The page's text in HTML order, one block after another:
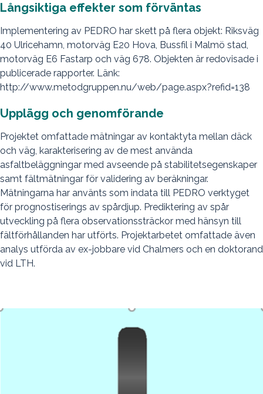
Långsiktiga effekter som förväntas
Implementering av PEDRO har skett på flera objekt: Riksväg
40 Ulricehamn, motorväg E20 Hova, Bussfil i Malmö stad,
motorväg E6 Fastarp och väg 678. Objekten är redovisade i
publicerade rapporter. Länk:
http://www.metodgruppen.nu/web/page.aspx?refid=138
Upplägg och genomförande
Projektet omfattade mätningar av kontaktyta mellan däck
och väg, karakterisering av de mest använda
asfaltbeläggningar med avseende på stabilitetsegenskaper
samt fältmätningar för validering av beräkningar.
Mätningarna har använts som indata till PEDRO verktyget
för prognostiserings av spårdjup. Prediktering av spår
utveckling på flera observationssträckor med hänsyn till
fältförhållanden har utförts. Projektarbetet omfattade även
analys utförda av ex-jobbare vid Chalmers och en doktorand
vid LTH.